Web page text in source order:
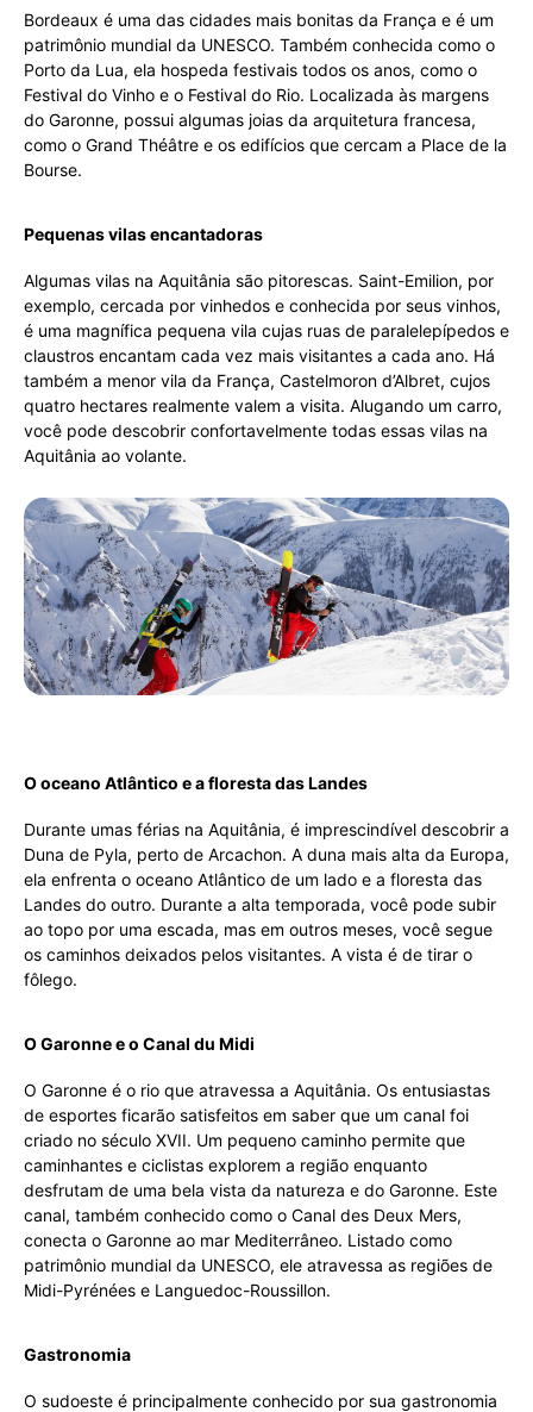
Bordeaux é uma das cidades mais bonitas da França e é um
patrimônio mundial da UNESCO. Também conhecida como o
Porto da Lua, ela hospeda festivais todos os anos, como o
Festival do Vinho e o Festival do Rio. Localizada às margens
do Garonne, possui algumas joias da arquitetura francesa,
como o Grand Théâtre e os edifícios que cercam a Place de la
Bourse.
Pequenas vilas encantadoras
Algumas vilas na Aquitânia são pitorescas. Saint-Emilion, por
exemplo, cercada por vinhedos e conhecida por seus vinhos,
é uma magnífica pequena vila cujas ruas de paralelepípedos e
claustros encantam cada vez mais visitantes a cada ano. Há
também a menor vila da França, Castelmoron d’Albret, cujos
quatro hectares realmente valem a visita. Alugando um carro,
você pode descobrir confortavelmente todas essas vilas na
Aquitânia ao volante.
O oceano Atlântico e a floresta das Landes
Durante umas férias na Aquitânia, é imprescindível descobrir a
Duna de Pyla, perto de Arcachon. A duna mais alta da Europa,
ela enfrenta o oceano Atlântico de um lado e a floresta das
Landes do outro. Durante a alta temporada, você pode subir
ao topo por uma escada, mas em outros meses, você segue
os caminhos deixados pelos visitantes. A vista é de tirar o
fôlego.
O Garonne e o Canal du Midi
O Garonne é o rio que atravessa a Aquitânia. Os entusiastas
de esportes ficarão satisfeitos em saber que um canal foi
criado no século XVII. Um pequeno caminho permite que
caminhantes e ciclistas explorem a região enquanto
desfrutam de uma bela vista da natureza e do Garonne. Este
canal, também conhecido como o Canal des Deux Mers,
conecta o Garonne ao mar Mediterrâneo. Listado como
patrimônio mundial da UNESCO, ele atravessa as regiões de
Midi-Pyrénées e Languedoc-Roussillon.
Gastronomia
O sudoeste é principalmente conhecido por sua gastronomia